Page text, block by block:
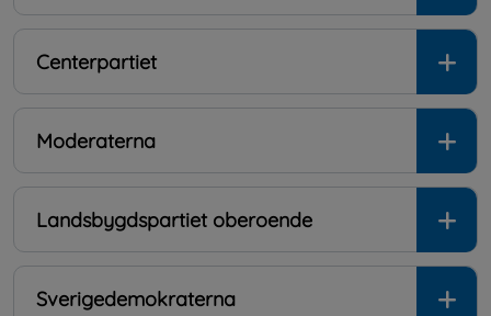
Centerpartiet
Moderaterna
Landsbygdspartiet oberoende
Sverigedemokraterna